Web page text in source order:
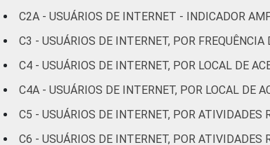
anos
60 52
anos
56 58
57 59
C2A - USUÁRIOS DE INTERNET - INDICADOR
C3 - USUÁRIOS DE INTERNET, POR FREQUÊNCIA
C4 - USUÁRIOS DE INTERNET, POR LOCAL DE
C4A - USUÁRIOS DE INTERNET, POR LOCAL DE
C5 - USUÁRIOS DE INTERNET, POR
C6 - USUÁRIOS DE INTERNET, POR